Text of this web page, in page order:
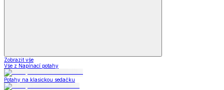
Zobrazit vše
Vše z Napínací potahy
Potahy na klasickou sedačku